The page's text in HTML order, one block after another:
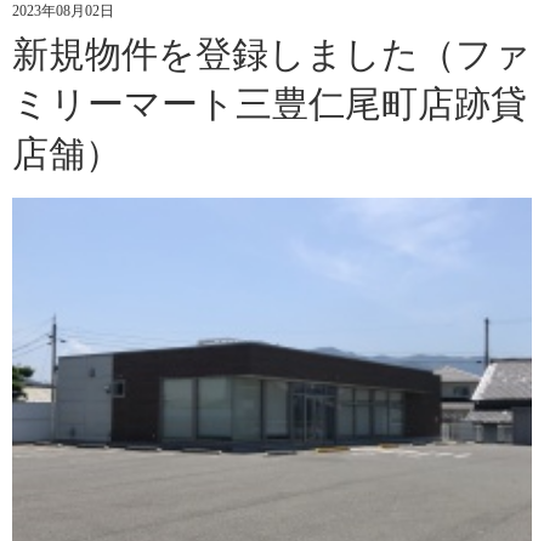
2023年08月02日
新規物件を登録しました（ファ
ミリーマート三豊仁尾町店跡貸
店舗）